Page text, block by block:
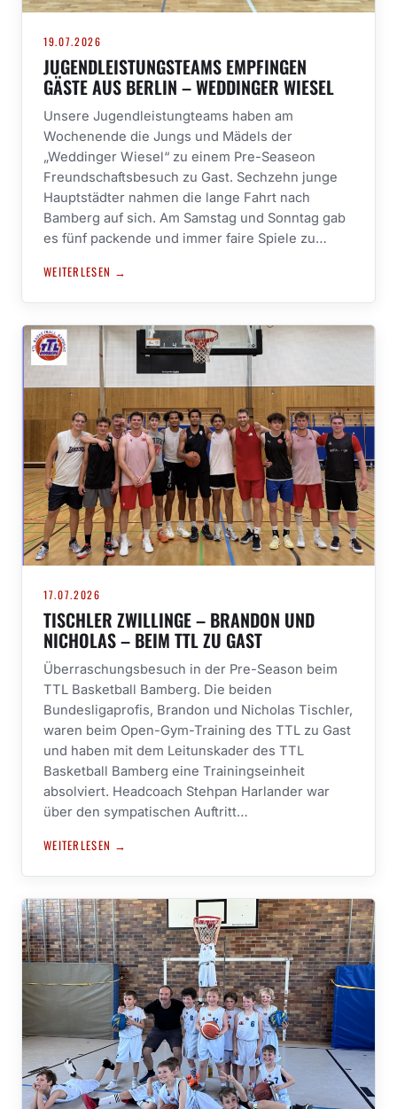
19.07.2026
JUGENDLEISTUNGSTEAMS EMPFINGEN
GÄSTE AUS BERLIN – WEDDINGER WIESEL
Unsere Jugendleistungteams haben am
Wochenende die Jungs und Mädels der
„Weddinger Wiesel“ zu einem Pre-Seaseon
Freundschaftsbesuch zu Gast. Sechzehn junge
Hauptstädter nahmen die lange Fahrt nach
Bamberg auf sich. Am Samstag und Sonntag gab
es fünf packende und immer faire Spiele zu…
WEITERLESEN →
17.07.2026
TISCHLER ZWILLINGE – BRANDON UND
NICHOLAS – BEIM TTL ZU GAST
Überraschungsbesuch in der Pre-Season beim
TTL Basketball Bamberg. Die beiden
Bundesligaprofis, Brandon und Nicholas Tischler,
waren beim Open-Gym-Training des TTL zu Gast
und haben mit dem Leitunskader des TTL
Basketball Bamberg eine Trainingseinheit
absolviert. Headcoach Stehpan Harlander war
über den sympatischen Auftritt…
WEITERLESEN →